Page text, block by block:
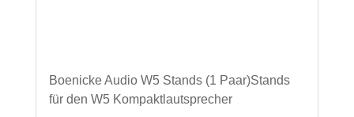
Boenicke Audio W5 Stands (1 Paar)Stands
für den W5 Kompaktlautsprecher